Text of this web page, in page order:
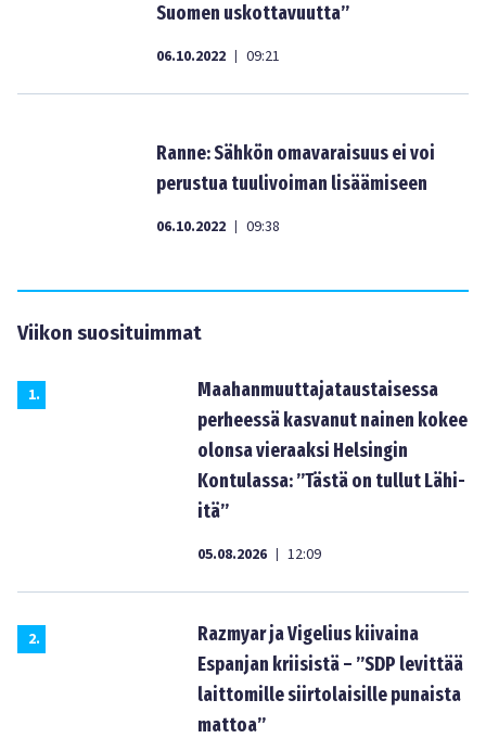
Suomen uskottavuutta”
06.10.2022 | 09:21
Ranne: Sähkön omavaraisuus ei voi
perustua tuulivoiman lisäämiseen
06.10.2022 | 09:38
Viikon suosituimmat
1.
Maahanmuuttajataustaisessa
perheessä kasvanut nainen kokee
olonsa vieraaksi Helsingin
Kontulassa: ”Tästä on tullut Lähi-
itä”
05.08.2026 | 12:09
2.
Razmyar ja Vigelius kiivaina
Espanjan kriisistä – ”SDP levittää
laittomille siirtolaisille punaista
mattoa”